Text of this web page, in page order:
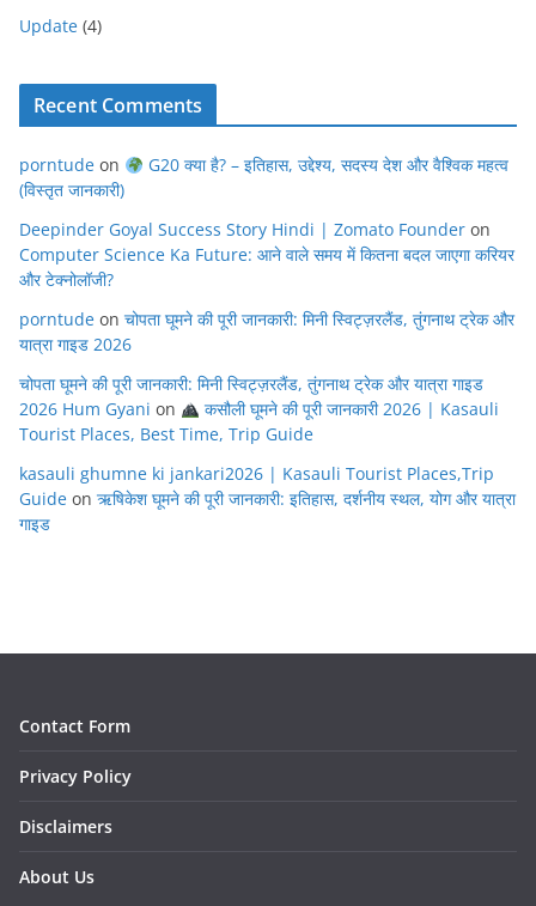
Update (4)
Recent Comments
porntude on
G20 क्या है? – इतिहास, उद्देश्य, सदस्य देश और वैश्विक महत्व
(विस्तृत जानकारी)
Deepinder Goyal Success Story Hindi | Zomato Founder on
Computer Science Ka Future: आने वाले समय में कितना बदल जाएगा करियर
और टेक्नोलॉजी?
porntude on चोपता घूमने की पूरी जानकारी: मिनी स्विट्ज़रलैंड, तुंगनाथ ट्रेक और
यात्रा गाइड 2026
चोपता घूमने की पूरी जानकारी: मिनी स्विट्ज़रलैंड, तुंगनाथ ट्रेक और यात्रा गाइड
2026 Hum Gyani on
कसौली घूमने की पूरी जानकारी 2026 | Kasauli
Tourist Places, Best Time, Trip Guide
kasauli ghumne ki jankari2026 | Kasauli Tourist Places,Trip
Guide on ऋषिकेश घूमने की पूरी जानकारी: इतिहास, दर्शनीय स्थल, योग और यात्रा
गाइड
Contact Form
Privacy Policy
Disclaimers
About Us